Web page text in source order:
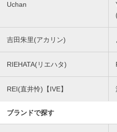
Uchan
吉田朱里(アカリン)
RIEHATA(リエハタ)
REI(直井怜)【IVE】
ブランドで探す